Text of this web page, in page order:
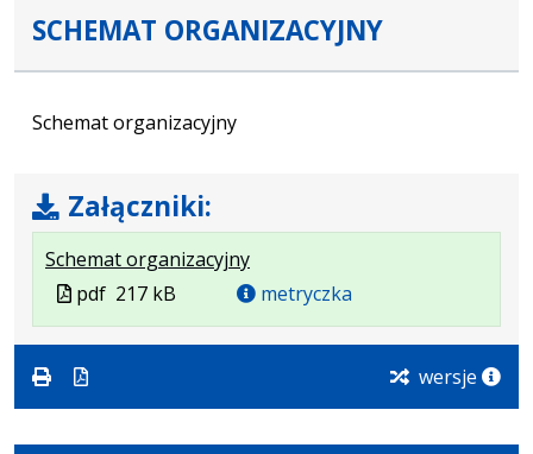
SCHEMAT ORGANIZACYJNY
Schemat organizacyjny
Załączniki:
Schemat organizacyjny.
Plik
formacie:
.
Rozmiar
217
.
Otwiera
w
Plik
w
formacie
pdf 217 kB metryczka
wersje